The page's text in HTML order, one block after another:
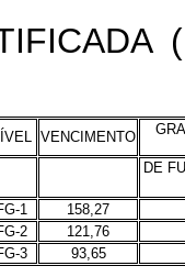
VENCIMENTO
DE
1
158,27
2
121,76
3
93,65